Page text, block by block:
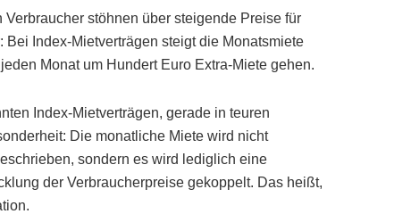
stöhnen über steigende Preise für
Index-Mietverträgen steigt die Monatsmiete
Monat um Hundert Euro Extra-Miete gehen.
Index-Mietverträgen, gerade in teuren
Die monatliche Miete wird nicht
sondern es wird lediglich eine
der Verbraucherpreise gekoppelt. Das heißt,